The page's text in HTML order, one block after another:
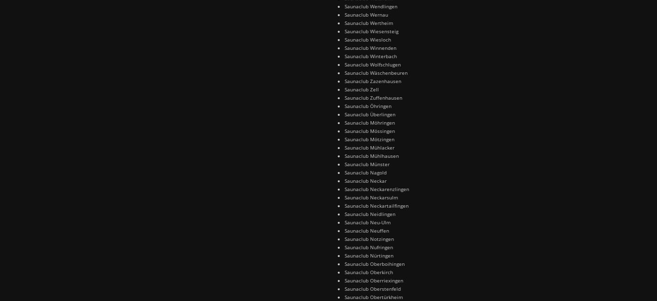
Saunaclub Wendlingen
Saunaclub Wernau
Saunaclub Wertheim
Saunaclub Wiesensteig
Saunaclub Wiesloch
Saunaclub Winnenden
Saunaclub Winterbach
Saunaclub Wolfschlugen
Saunaclub Wäschenbeuren
Saunaclub Zazenhausen
Saunaclub Zell
Saunaclub Zuffenhausen
Saunaclub Öhringen
Saunaclub Überlingen
Saunaclub Möhringen
Saunaclub Mössingen
Saunaclub Mötzingen
Saunaclub Mühlacker
Saunaclub Mühlhausen
Saunaclub Münster
Saunaclub Nagold
Saunaclub Neckar
Saunaclub Neckarenzlingen
Saunaclub Neckarsulm
Saunaclub Neckartailfingen
Saunaclub Neidlingen
Saunaclub Neu-Ulm
Saunaclub Neuffen
Saunaclub Notzingen
Saunaclub Nufringen
Saunaclub Nürtingen
Saunaclub Oberboihingen
Saunaclub Oberkirch
Saunaclub Oberriexingen
Saunaclub Oberstenfeld
Saunaclub Obertürkheim